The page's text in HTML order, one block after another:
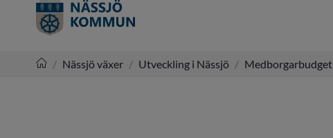
/ Nässjö växer / Utveckling i Nässjö / Medborgarbudget